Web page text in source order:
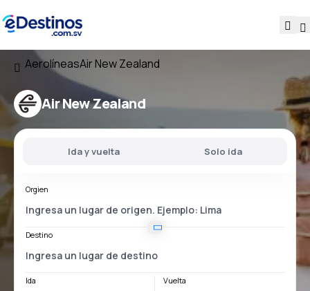
AerolíneasAir New Zealand
Air New Zealand
Ida y vuelta Solo ida
Orgien
Destino
Ida Vuelta